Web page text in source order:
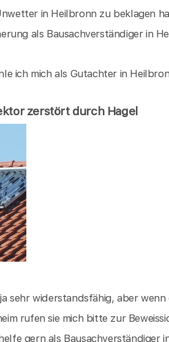
in Heilbronn zu beklagen
als Bausachverständiger in
ich mich als Gutachter in
zerstört durch Hagel
sehr widerstandsfähig, aber
rufen sie mich bitte zur
gern als Bausachverständiger